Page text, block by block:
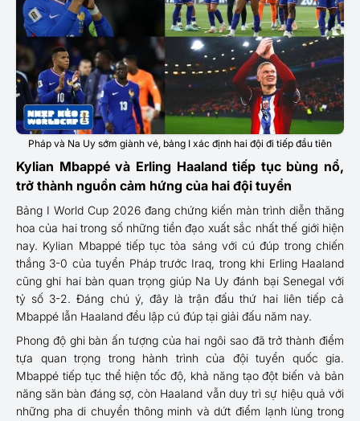
Pháp và Na Uy sớm giành vé, bảng I xác định hai đội đi tiếp đầu tiên
Kylian Mbappé và Erling Haaland tiếp tục bùng nổ,
trở thành nguồn cảm hứng của hai đội tuyển
Bảng I World Cup 2026 đang chứng kiến màn trình diễn thăng
hoa của hai trong số những tiền đạo xuất sắc nhất thế giới hiện
nay. Kylian Mbappé tiếp tục tỏa sáng với cú đúp trong chiến
thắng 3-0 của tuyển Pháp trước Iraq, trong khi Erling Haaland
cũng ghi hai bàn quan trọng giúp Na Uy đánh bại Senegal với
tỷ số 3-2. Đáng chú ý, đây là trận đấu thứ hai liên tiếp cả
Mbappé lẫn Haaland đều lập cú đúp tại giải đấu năm nay.
Phong độ ghi bàn ấn tượng của hai ngôi sao đã trở thành điểm
tựa quan trọng trong hành trình của đội tuyển quốc gia.
Mbappé tiếp tục thể hiện tốc độ, khả năng tạo đột biến và bản
năng săn bàn đáng sợ, còn Haaland vẫn duy trì sự hiệu quả với
những pha di chuyển thông minh và dứt điểm lạnh lùng trong